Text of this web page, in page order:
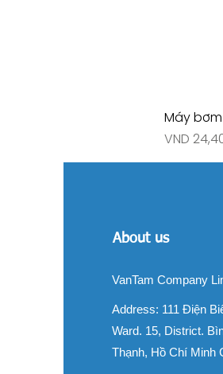
Máy bơm
Price
VND
About us
VanTam Company
Address: 111 Điện
Ward. 15, District.
Thạnh, Hồ Chí Minh